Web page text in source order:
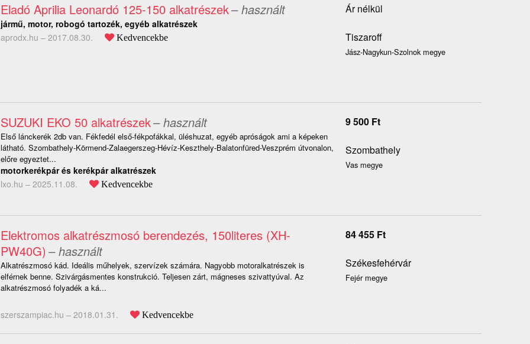
Eladó Aprilia Leonardó 125-150 alkatrészek– használt
jármű, motor, robogó tartozék, egyéb alkatrészek
aprodx.hu – 2017.08.30. Kedvencekbe
Ár nélkül
Tiszaroff
Jász-Nagykun-Szolnok megye
SUZUKI EKO 50 alkatrészek– használt
Első lánckerék 2db van. Fékfedél első-fékpofákkal, üléshuzat, egyéb apróságok ami a képeken
látható. Szombathely-Körmend-Zalaegerszeg-Hévíz-Keszthely-Balatonfüred-Veszprém útvonalon,
előre egyeztet...
motorkerékpár és kerékpár alkatrészek
lxo.hu – 2025.11.08. Kedvencekbe
9 500 Ft
Szombathely
Vas megye
Elektromos alkatrészmosó berendezés, 150literes (XH-
PW40G) – használt
Alkatrészmosó kád. Ideális műhelyek, szervízek számára. Nagyobb motoralkatrészek is
elférnek benne. Szivárgásmentes konstrukció. Teljesen zárt, mágneses szivattyúval. Az
alkatrészmosó folyadék a ká...
szerszampiac.hu – 2018.01.31. Kedvencekbe
84 455 Ft
Székesfehérvár
Fejér megye